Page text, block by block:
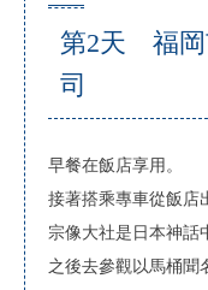
第2天 福岡
司
早餐在飯店享用。
接著搭乘專車從飯店
宗像大社是日本神話
之後去參觀以馬桶聞